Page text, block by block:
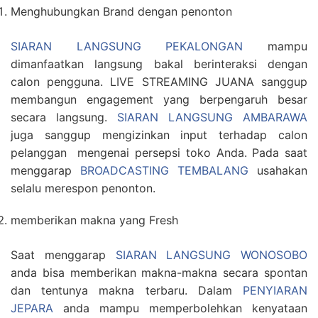
Menghubungkan Brand dengan penonton
SIARAN LANGSUNG PEKALONGAN mampu
dimanfaatkan langsung bakal berinteraksi dengan
calon pengguna. LIVE STREAMING JUANA sanggup
membangun engagement yang berpengaruh besar
secara langsung. SIARAN LANGSUNG AMBARAWA
juga sanggup mengizinkan input terhadap calon
pelanggan mengenai persepsi toko Anda. Pada saat
menggarap BROADCASTING TEMBALANG usahakan
selalu merespon penonton.
memberikan makna yang Fresh
Saat menggarap SIARAN LANGSUNG WONOSOBO
anda bisa memberikan makna-makna secara spontan
dan tentunya makna terbaru. Dalam PENYIARAN
JEPARA anda mampu memperbolehkan kenyataan